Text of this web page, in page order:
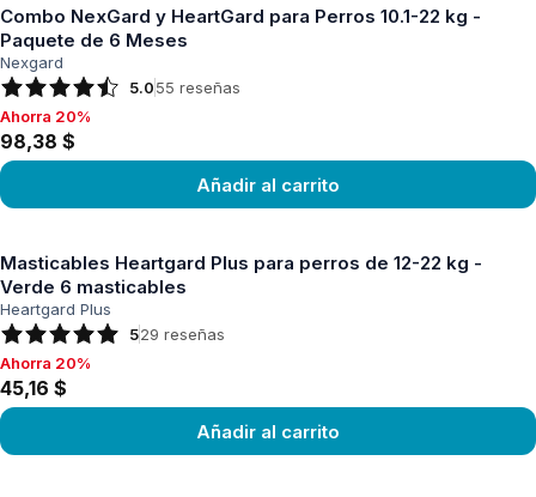
Combo NexGard y HeartGard para Perros 10.1-22 kg -
Paquete de 6 Meses
Nexgard
5.055 reseñas
Ahorra 20%, 98,38 $
Ahorra 20%
98,38 $
Añadir al carrito
Masticables Heartgard Plus para perros de 12-22 kg -
Verde 6 masticables
Heartgard Plus
529 reseñas
Ahorra 20%, 45,16 $
Ahorra 20%
45,16 $
Añadir al carrito